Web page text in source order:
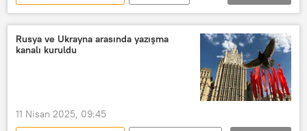
ABD
Steve Witkoff
Earl Rasmussen
Kiev
Rusya
Rusya ve Ukrayna arasında yazışma
kanalı kuruldu
11 Nisan 2025, 09:45